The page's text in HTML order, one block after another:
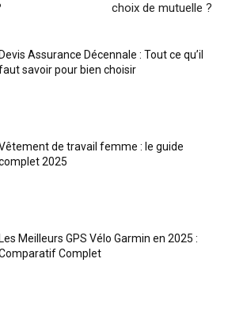
choix de mutuelle ?
Devis Assurance Décennale : Tout ce qu’il
savoir pour bien choisir
de travail femme : le guide
2025
Les Meilleurs GPS Vélo Garmin en 2025 :
Complet